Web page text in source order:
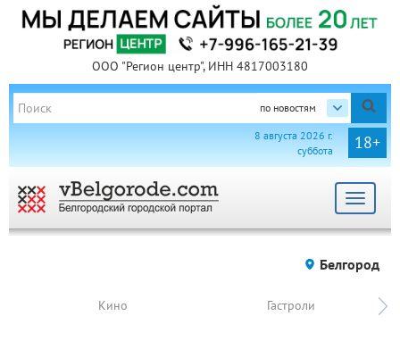
ООО "Регион центр", ИНН 4817003180
по новостям
18+
8 августа 2026 г.
суббота
Toggle
Белгород
Кино Гастроли